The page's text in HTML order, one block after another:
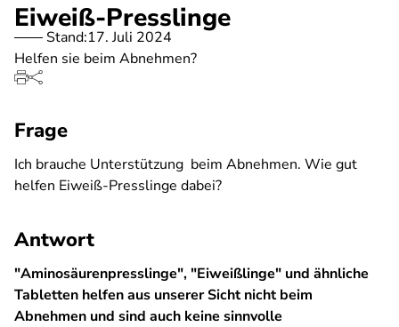
Eiweiß-Presslinge
Stand:17. Juli 2024
Helfen sie beim Abnehmen?
Frage
Ich brauche Unterstützung beim Abnehmen. Wie gut
helfen Eiweiß-Presslinge dabei?
Antwort
"Aminosäurenpresslinge", "Eiweißlinge" und ähnliche
Tabletten helfen aus unserer Sicht nicht beim
Abnehmen und sind auch keine sinnvolle